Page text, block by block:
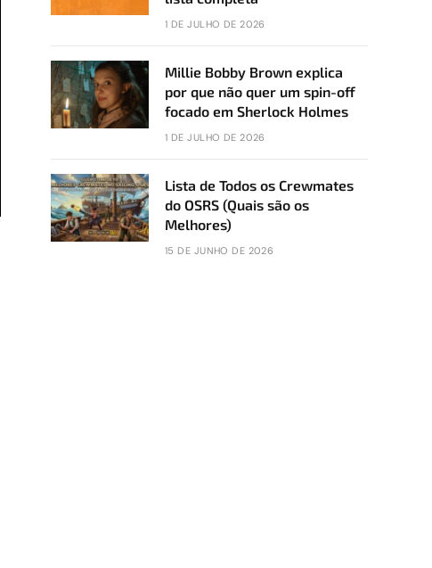
1 DE JULHO DE 2026
Millie Bobby Brown explica
por que não quer um spin-off
focado em Sherlock Holmes
1 DE JULHO DE 2026
Lista de Todos os Crewmates
do OSRS (Quais são os
Melhores)
15 DE JUNHO DE 2026